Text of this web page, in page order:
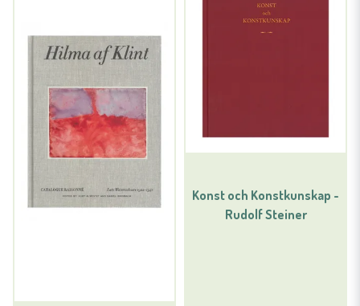
Konst och Konstkunskap -
Rudolf Steiner